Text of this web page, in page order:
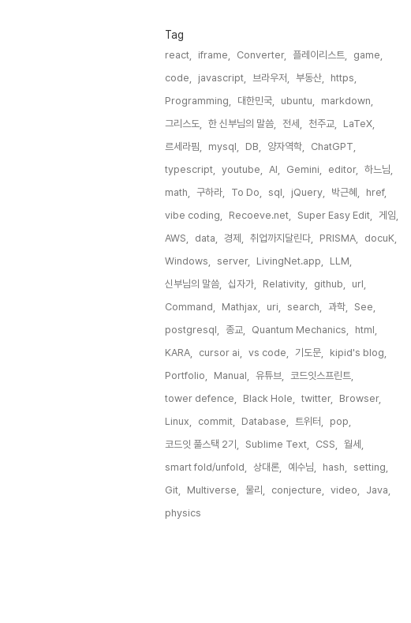
Tag
react, iframe, Converter, 플레이리스트,
game,
code,
javascript, 브라우저, 부동산,
https,
Programming,
대한민국, ubuntu,
markdown,
그리스도,
한 신부님의 말씀, 전세, 천주교,
LaTeX,
르세라핌,
mysql, DB, 양자역학,
ChatGPT,
typescript,
youtube, AI, Gemini, editor,
하느님,
math,
구하라, To Do, sql, jQuery, 박근혜,
href,
vibe coding,
Recoeve.net, Super Easy Edit,
게임,
AWS,
data, 경제, 취업까지달린다, PRISMA,
docuK,
Windows,
server, LivingNet.app,
LLM,
신부님의 말씀,
십자가, Relativity, github,
url,
Command,
Mathjax, uri, search, 과학,
See,
postgresql,
종교, Quantum Mechanics,
html,
KARA,
cursor ai, vs code, 기도문,
kipid's blog,
Portfolio,
Manual, 유튜브,
코드잇스프린트,
tower defence,
Black Hole, twitter,
Browser,
Linux,
commit, Database, 트위터,
pop,
코드잇 풀스택 2기,
Sublime Text, CSS,
월세,
smart fold/unfold,
상대론, 예수님, hash,
setting,
Git,
Multiverse, 물리, conjecture, video,
Java,
physics,